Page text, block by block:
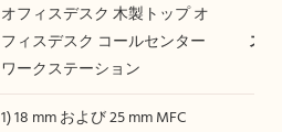
オフィスデスク 木製トップ オ
フィスデスク コールセンター
ワークステーション
ス
1) 18 mm および 25 mm MFC